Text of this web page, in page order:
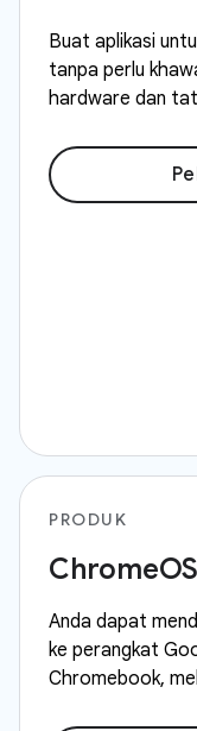
Buat aplikasi
tanpa perlu
hardware dan
PRODUK
ChromeOS
Anda dapat
ke perangkat
Chromebook,